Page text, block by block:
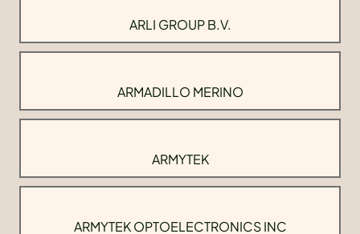
ARLI GROUP B.V.
ARMADILLO MERINO
ARMYTEK
ARMYTEK OPTOELECTRONICS INC